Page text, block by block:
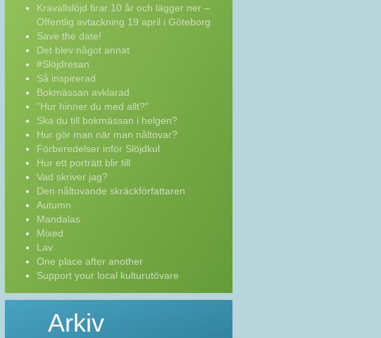
Kravallslöjd firar 10 år och lägger ner –
Offentlig avtackning 19 april i Göteborg
Save the date!
Det blev något annat
#Slöjdresan
Så inspirerad
Bokmässan avklarad
”Hur hinner du med allt?”
Ska du till bokmässan i helgen?
Hur gör man när man nåltovar?
Förberedelser inför Slöjdkul
Hur ett porträtt blir till
Vad skriver jag?
Den nåltovande skräckförfattaren
Autumn
Mandalas
Mixed
Lav
One place after another
Support your local kulturutövare
Arkiv